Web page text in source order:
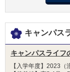
2月12日
獨協
杏林
杏林
キャンパス
キャンパスライフ
【入学年度】2023（